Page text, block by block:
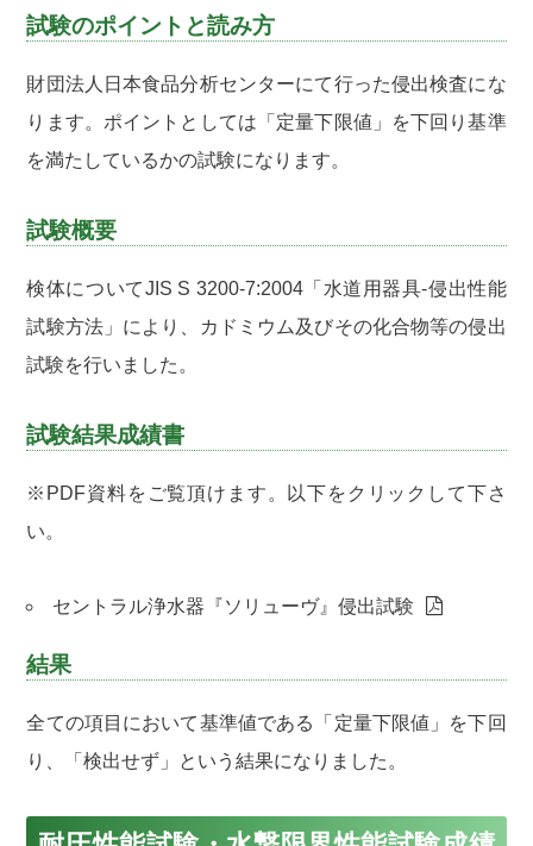
試験のポイントと読み方
財団法人日本食品分析センターにて行った侵出検査にな
ります。ポイントとしては「定量下限値」を下回り基準
を満たしているかの試験になります。
試験概要
検体についてJIS S 3200-7:2004「水道用器具-侵出性能
試験方法」により、カドミウム及びその化合物等の侵出
試験を行いました。
試験結果成績書
※PDF資料をご覧頂けます。以下をクリックして下さ
い。
セントラル浄水器『ソリューヴ』侵出試験
結果
全ての項目において基準値である「定量下限値」を下回
り、「検出せず」という結果になりました。